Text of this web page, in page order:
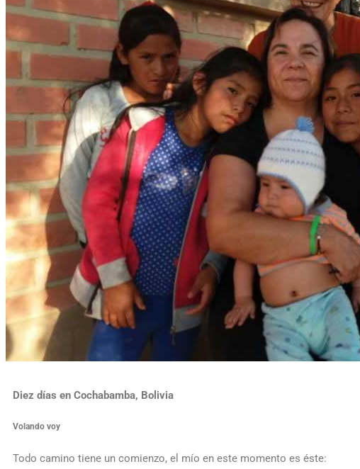
Diez días en Cochabamba, Bolivia
Volando voy
Todo camino tiene un comienzo, el mío en este momento es éste: